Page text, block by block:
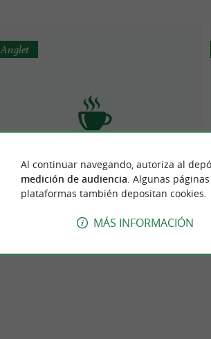
Aperock Café
Anglet
Al continuar navegando, autoriza al
medición de audiencia . Algunas
plataformas también depositan cookies.
MÁS INFORMACIÓN